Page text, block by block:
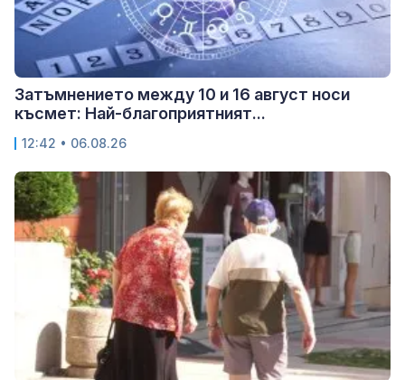
Затъмнението между 10 и 16 август носи
късмет: Най-благоприятният...
12:42 • 06.08.26